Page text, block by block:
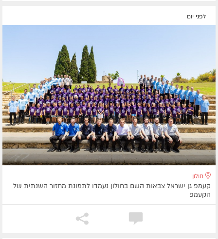
לפני יום
חולון
קעמפ גן ישראל צבאות השם בחולון נעמדו לתמונת מחזור השנתית של
הקעמפ